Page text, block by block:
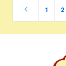
1 2